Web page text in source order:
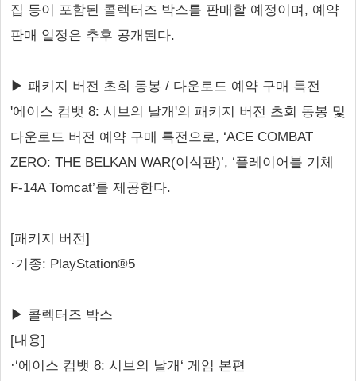
집 등이 포함된 콜렉터즈 박스를 판매할 예정이며, 예약
판매 일정은 추후 공개된다.
▶ 패키지 버전 초회 동봉 / 다운로드 예약 구매 특전
'에이스 컴뱃 8: 시브의 날개'의 패키지 버전 초회 동봉 및
다운로드 버전 예약 구매 특전으로, ‘ACE COMBAT
ZERO: THE BELKAN WAR(이식판)’, ‘플레이어블 기체
F-14A Tomcat’를 제공한다.
[패키지 버전]
·기종: PlayStation®5
▶ 콜렉터즈 박스
[내용]
·‘에이스 컴뱃 8: 시브의 날개‘ 게임 본편